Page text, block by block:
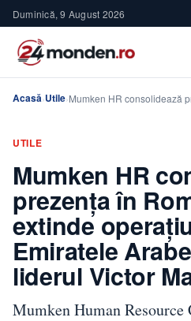
Duminică, 9 August 2026
Acasă›Utile›Mumken HR consolidează
UTILE
Mumken HR
prezența în
extinde
Emiratele
liderul Victor
Mumken Human Resource